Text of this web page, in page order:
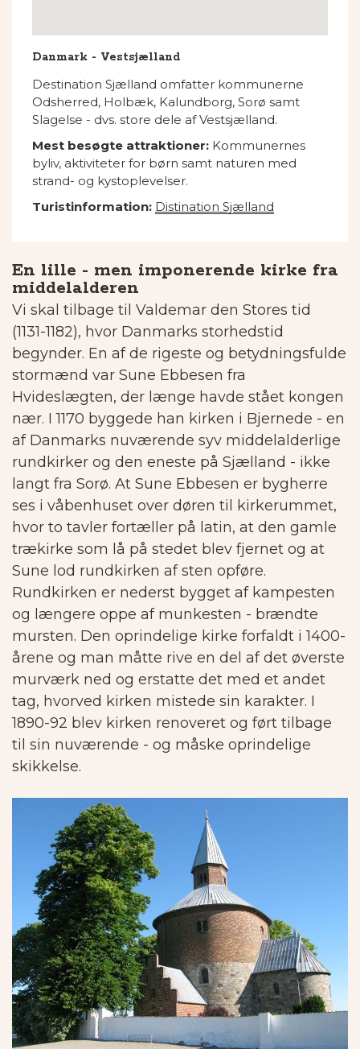
Danmark - Vestsjælland
Destination Sjælland omfatter kommunerne
Odsherred, Holbæk, Kalundborg, Sorø samt
Slagelse - dvs. store dele af Vestsjælland.
Mest besøgte attraktioner: Kommunernes
byliv, aktiviteter for børn samt naturen med
strand- og kystoplevelser.
Turistinformation: Distination Sjælland
En lille - men imponerende kirke fra
middelalderen
Vi skal tilbage til Valdemar den Stores tid
(1131-1182), hvor Danmarks storhedstid
begynder. En af de rigeste og betydningsfulde
stormænd var Sune Ebbesen fra
Hvideslægten, der længe havde stået kongen
nær. I 1170 byggede han kirken i Bjernede - en
af Danmarks nuværende syv middelalderlige
rundkirker og den eneste på Sjælland - ikke
langt fra Sorø. At Sune Ebbesen er bygherre
ses i våbenhuset over døren til kirkerummet,
hvor to tavler fortæller på latin, at den gamle
trækirke som lå på stedet blev fjernet og at
Sune lod rundkirken af sten opføre.
Rundkirken er nederst bygget af kampesten
og længere oppe af munkesten - brændte
mursten. Den oprindelige kirke forfaldt i 1400-
årene og man måtte rive en del af det øverste
murværk ned og erstatte det med et andet
tag, hvorved kirken mistede sin karakter. I
1890-92 blev kirken renoveret og ført tilbage
til sin nuværende - og måske oprindelige
skikkelse.